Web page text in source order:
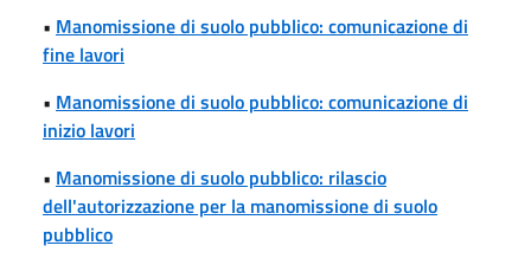
• Manomissione di suolo pubblico: comunicazione di
fine lavori
• Manomissione di suolo pubblico: comunicazione di
inizio lavori
• Manomissione di suolo pubblico: rilascio
dell'autorizzazione per la manomissione di suolo
pubblico